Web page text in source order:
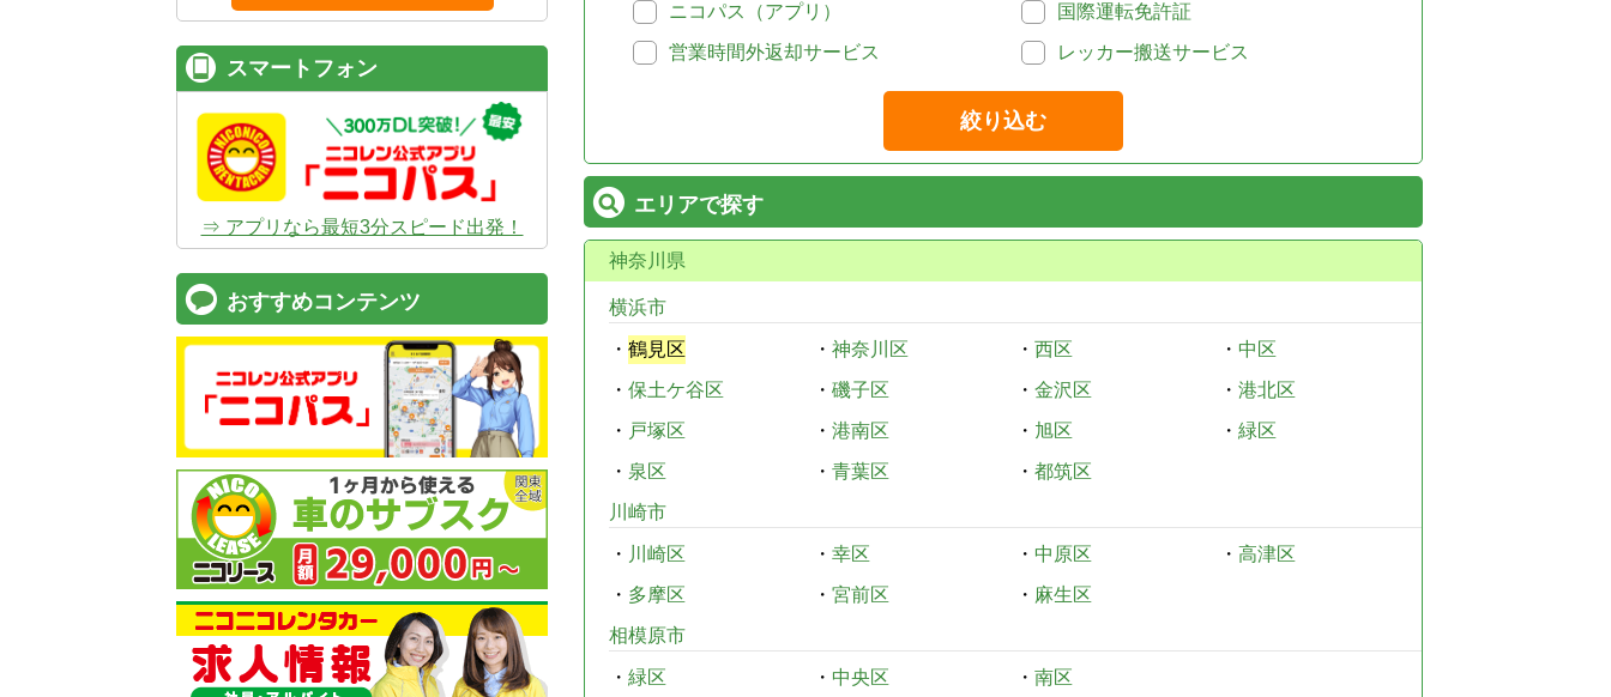
ニコパス（アプリ）
国際運転免許証
営業時間外返却サービス
レッカー搬送サービス
絞り込む
エリアで探す
神奈川県
横浜市
・ 鶴見区 ・ 神奈川区 ・ 西区 ・ 中区
・ 保土ケ谷区 ・ 磯子区 ・ 金沢区 ・ 港北区
・ 戸塚区 ・ 港南区 ・ 旭区 ・ 緑区
・ 泉区 ・ 青葉区 ・ 都筑区
川崎市
・ 川崎区 ・ 幸区 ・ 中原区 ・ 高津区
・ 多摩区 ・ 宮前区 ・ 麻生区
相模原市
・ 緑区 ・ 中央区 ・ 南区
スマートフォン
⇒ アプリなら最短3分スピード出発！
おすすめコンテンツ